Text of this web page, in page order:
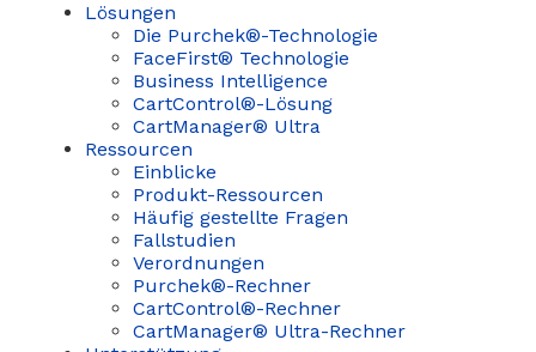
Lösungen
Die Purchek®-Technologie
FaceFirst® Technologie
Business Intelligence
CartControl®-Lösung
CartManager® Ultra
Ressourcen
Einblicke
Produkt-Ressourcen
Häufig gestellte Fragen
Fallstudien
Verordnungen
Purchek®-Rechner
CartControl®-Rechner
CartManager® Ultra-Rechner